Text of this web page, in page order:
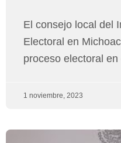
El consejo local del
Electoral en
proceso electoral en
1 noviembre, 2023